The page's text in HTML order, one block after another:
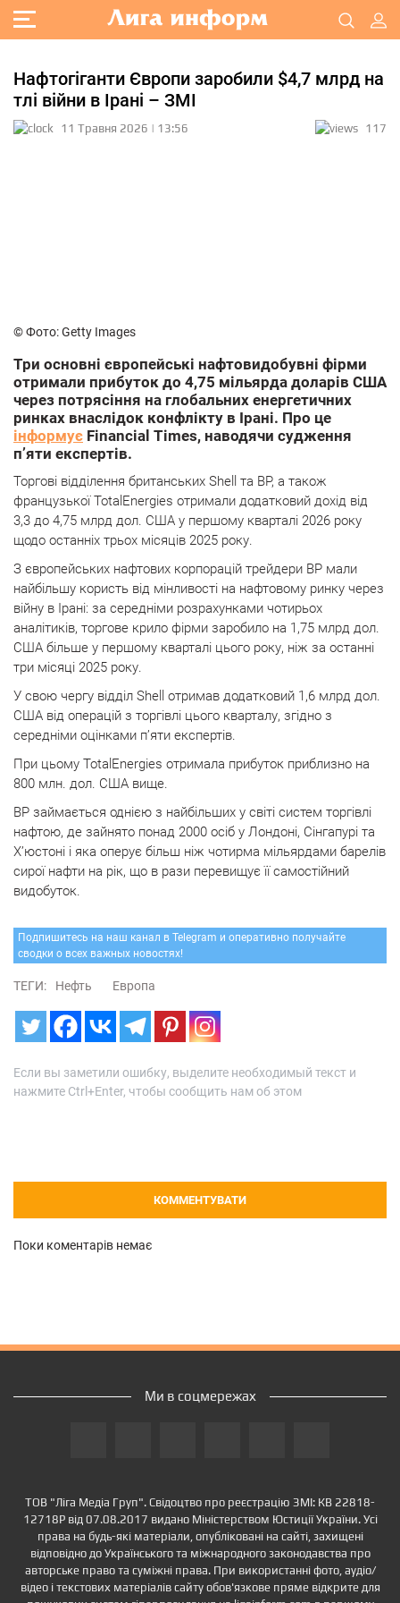
Нафтогіганти Європи заробили $4,7 млрд на
тлі війни в Ірані – ЗМІ
11 Травня 2026 | 13:56 117
© Фото: Getty Images
Три основні європейські нафтовидобувні фірми
отримали прибуток до 4,75 мільярда доларів США
через потрясіння на глобальних енергетичних
ринках внаслідок конфлікту в Ірані. Про це
інформує Financial Times, наводячи судження
п’яти експертів.
Торгові відділення британських Shell та BP, а також
французької TotalEnergies отримали додатковий дохід від
3,3 до 4,75 млрд дол. США у першому кварталі 2026 року
щодо останніх трьох місяців 2025 року.
З європейських нафтових корпорацій трейдери BP мали
найбільшу користь від мінливості на нафтовому ринку через
війну в Ірані: за середніми розрахунками чотирьох
аналітиків, торгове крило фірми заробило на 1,75 млрд дол.
США більше у першому кварталі цього року, ніж за останні
три місяці 2025 року.
У свою чергу відділ Shell отримав додатковий 1,6 млрд дол.
США від операцій з торгівлі цього кварталу, згідно з
середніми оцінками п’яти експертів.
При цьому TotalEnergies отримала прибуток приблизно на
800 млн. дол. США вище.
BP займається однією з найбільших у світі систем торгівлі
нафтою, де зайнято понад 2000 осіб у Лондоні, Сінгапурі та
Х’юстоні і яка оперує більш ніж чотирма мільярдами барелів
сирої нафти на рік, що в рази перевищує її самостійний
видобуток.
Подпишитесь на наш канал в Telegram и оперативно получайте
сводки о всех важных новостях!
ТЕГИ: Нефть Европа
Если вы заметили ошибку, выделите необходимый текст и
нажмите Ctrl+Enter, чтобы сообщить нам об этом
КОММЕНТУВАТИ
Поки коментарів немає
ТОВ "Ліга Медіа Груп". Свідоцтво про реєстрацію ЗМІ: КВ 22818-
12718Р від 07.08.2017 видано Міністерством Юстиції України. Усі
права на будь-які матеріали, опубліковані на сайті, захищені
відповідно до Українського та міжнародного законодавства про
авторське право та суміжні права. При використанні фото, аудіо/
відео і текстових матеріалів сайту обов'язкове пряме відкрите для
Ми в соцмережах